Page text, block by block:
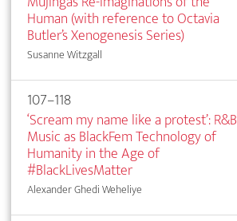
Human (with reference to Octavia
Butler’s Xenogenesis Series)
Susanne Witzgall
107–118
‘Scream my name like a protest’: R&B
Music as BlackFem Technology of
Humanity in the Age of
#BlackLivesMatter
Alexander Ghedi Weheliye